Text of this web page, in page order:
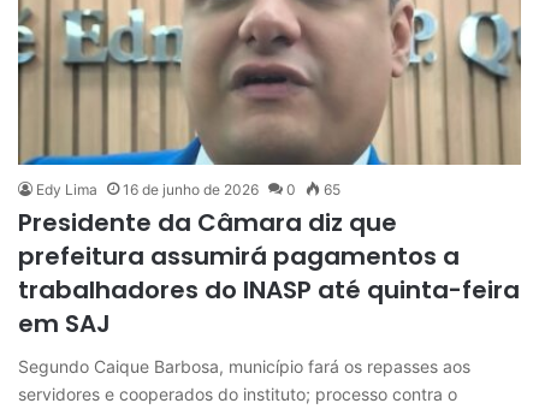
Edy Lima 16 de junho de 2026 0 65
Presidente da Câmara diz que
prefeitura assumirá pagamentos a
trabalhadores do INASP até quinta-feira
em SAJ
Segundo Caique Barbosa, município fará os repasses aos
servidores e cooperados do instituto; processo contra o